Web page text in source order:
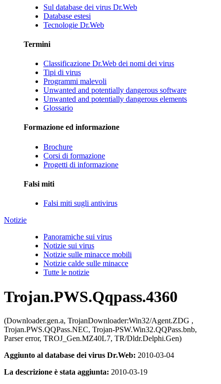
Sul database dei virus Dr.Web
Database estesi
Tecnologie Dr.Web
Termini
Classificazione Dr.Web dei nomi dei virus
Tipi di virus
Programmi malevoli
Unwanted and potentially dangerous software
Unwanted and potentially dangerous elements
Glossario
Formazione ed informazione
Brochure
Corsi di formazione
Progetti di informazione
Falsi miti
Falsi miti sugli antivirus
Notizie
Panoramiche sui virus
Notizie sui virus
Notizie sulle minacce mobili
Notizie calde sulle minacce
Tutte le notizie
Trojan.PWS.Qqpass.4360
(Downloader.gen.a, TrojanDownloader:Win32/Agent.ZDG ,
Trojan.PWS.QQPass.NEC, Trojan-PSW.Win32.QQPass.bnb,
Parser error, TROJ_Gen.MZ40L7, TR/Dldr.Delphi.Gen)
Aggiunto al database dei virus Dr.Web: 2010-03-04
La descrizione è stata aggiunta: 2010-03-19